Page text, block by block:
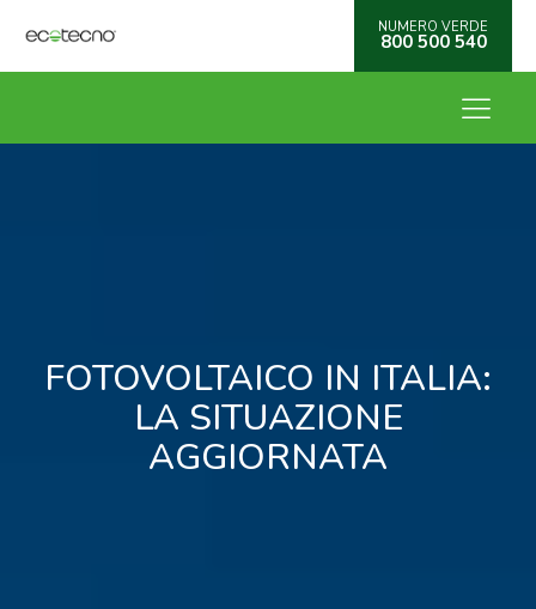
NUMERO VERDE
800 500 540
FOTOVOLTAICO IN ITALIA:
LA SITUAZIONE
AGGIORNATA